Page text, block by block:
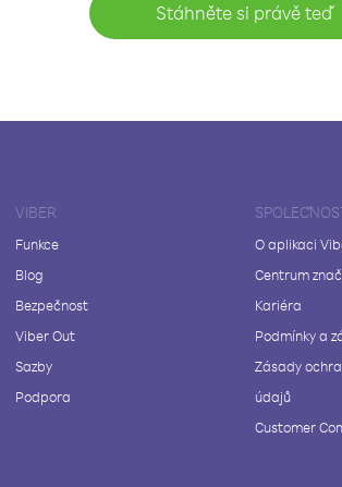
Stáhněte si právě teď
VIBER
Funkce
Blog
Bezpečnost
Viber Out
Sazby
Podpora
O aplikaci
Centrum
Kariéra
Podmínky a
Zásady
údajů
Customer